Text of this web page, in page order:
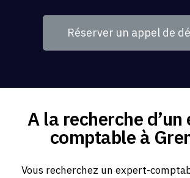
Réserver un appel de
A la recherche
comptable à
Vous recherchez un expert-